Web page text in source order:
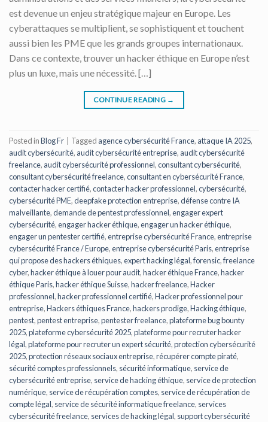
est devenue un enjeu stratégique majeur en Europe. Les
cyberattaques se multiplient, se sophistiquent et touchent
aussi bien les PME que les grands groupes internationaux.
Dans ce contexte, trouver un hacker éthique en Europe n’est
plus un luxe, mais une nécessité. […]
CONTINUE READING →
Posted inBlog Fr Tagged agence cybersécurité France, attaque IA 2025,
audit cybersécurité, audit cybersécurité entreprise, audit cybersécurité
freelance, audit cybersécurité professionnel,consultant cybersécurité,
consultant cybersécurité freelance,consultant en cybersécurité France,
contacter hacker certifié,contacter hacker professionnel,cybersécurité,
cybersécurité PME,deepfake protection entreprise,défense contre IA
malveillante,demande de pentest professionnel,engager expert
cybersécurité,engager hacker éthique,engager un hacker éthique,
engager un pentester certifié,entreprise cybersécurité France,entreprise
cybersécurité France / Europe,entreprise cybersécurité Paris,entreprise
qui propose des hackers éthiques,expert hacking légal,forensic,freelance
cyber,hacker éthique à louer pour audit,hacker éthique France,hacker
éthique Paris,hacker éthique Suisse,hacker freelance,Hacker
professionnel,hacker professionnel certifié,Hacker professionnel pour
entreprise,Hackers éthiques France,hackers prodige,Hacking éthique,
pentest,pentest entreprise,pentester freelance,plateforme bug bounty
2025,plateforme cybersécurité 2025,plateforme pour recruter hacker
légal,plateforme pour recruter un expert sécurité,protection cybersécurité
2025,protection réseaux sociaux entreprise,récupérer compte piraté,
sécurité comptes professionnels, sécurité informatique, service de
cybersécurité entreprise, service de hacking éthique, service de protection
numérique, service de récupération comptes, service de récupération de
compte légal, service de sécurité informatique freelance, services
cybersécurité freelance, services de hacking légal, support cybersécurité